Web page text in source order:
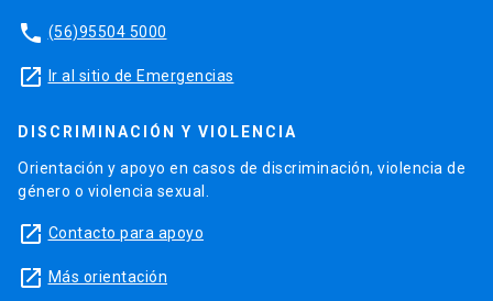
phone (56)95504 5000
launch Ir al sitio de Emergencias
DISCRIMINACIÓN Y VIOLENCIA
Orientación y apoyo en casos de discriminación, violencia de
género o violencia sexual.
launch Contacto para apoyo
launch Más orientación